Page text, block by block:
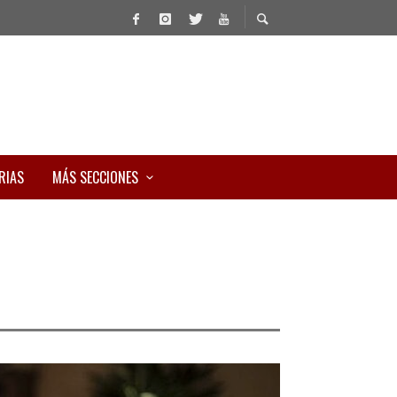
MÁS SECCIONES